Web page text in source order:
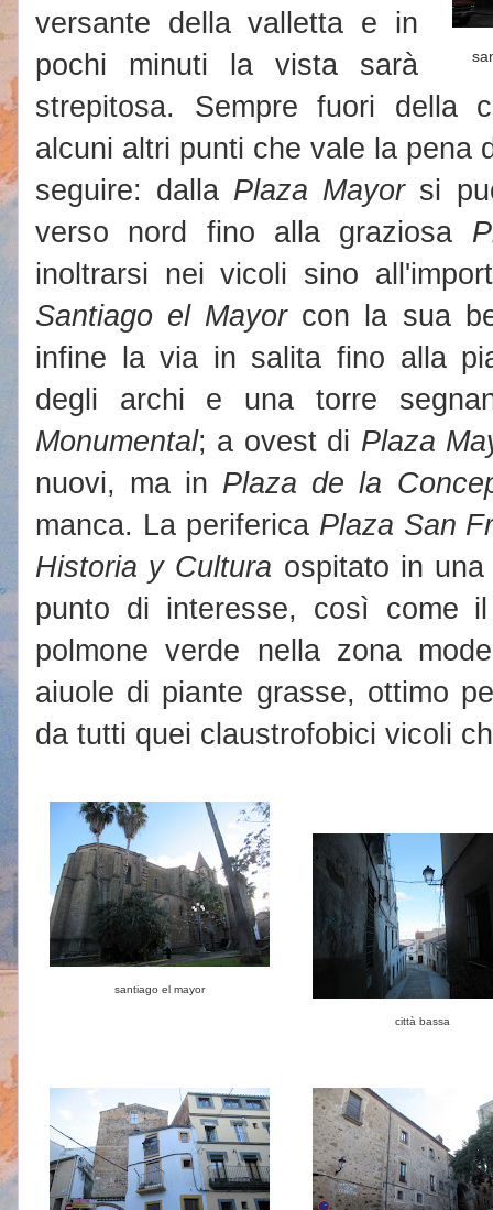
versante della valletta e in
pochi minuti la vista sarà
strepitosa. Sempre fuori della
alcuni altri punti che vale la pena
seguire: dalla Plaza Mayorsi
verso nord fino alla graziosa
inoltrarsi nei vicoli sino
Santiago el Mayorcon la sua
infine la via in salita fino alla
degli archi e una torre
Monumental; a ovest di Plaza
nuovi, ma in Plaza de la
manca. La periferica Plaza San
Historia y Cultura ospitato in
punto di interesse, così come
polmone verde nella zona
aiuole di piante grasse, ottimo
da tutti quei claustrofobici vicoli
santiago el mayor
città bassa